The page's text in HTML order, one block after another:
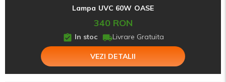
Lampa UVC 60W OASE
340 RON
In stoc Livrare Gratuita
VEZI DETALII